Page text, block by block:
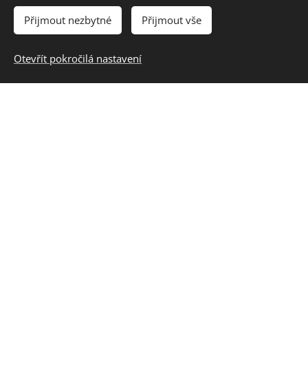
V oblasti Osobnostní a sociální
výchovy:inspirovat žáky k aktivnímu postoji k
mezilidských vztahů; tj. k přijetí zodpovědnosti
za kvalitu vztahů, v nichž žijí, a k poznání
Přijmout nezbytné Přijmout vše
Otevřít pokročilá nastavení